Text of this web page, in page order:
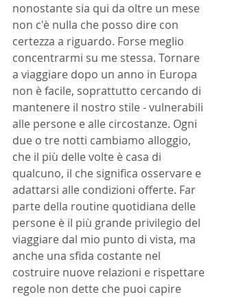
nonostante sia qui da oltre un mese
non c'è nulla che posso dire con
certezza a riguardo. Forse meglio
concentrarmi su me stessa. Tornare
a viaggiare dopo un anno in Europa
non è facile, soprattutto cercando di
mantenere il nostro stile - vulnerabili
alle persone e alle circostanze. Ogni
due o tre notti cambiamo alloggio,
che il più delle volte è casa di
qualcuno, il che significa osservare e
adattarsi alle condizioni offerte. Far
parte della routine quotidiana delle
persone è il più grande privilegio del
viaggiare dal mio punto di vista, ma
anche una sfida costante nel
costruire nuove relazioni e rispettare
regole non dette che puoi capire